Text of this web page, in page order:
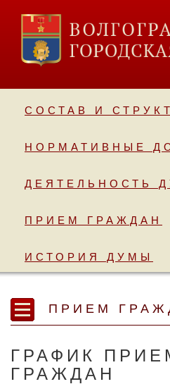
СОСТАВ И
НОРМАТИВНЫЕ
ДЕЯТЕЛЬНОСТЬ
ПРИЕМ ГРАЖДАН
ИСТОРИЯ ДУМЫ
ПРИЕМ
ГРАФИК
ГРАЖДАН